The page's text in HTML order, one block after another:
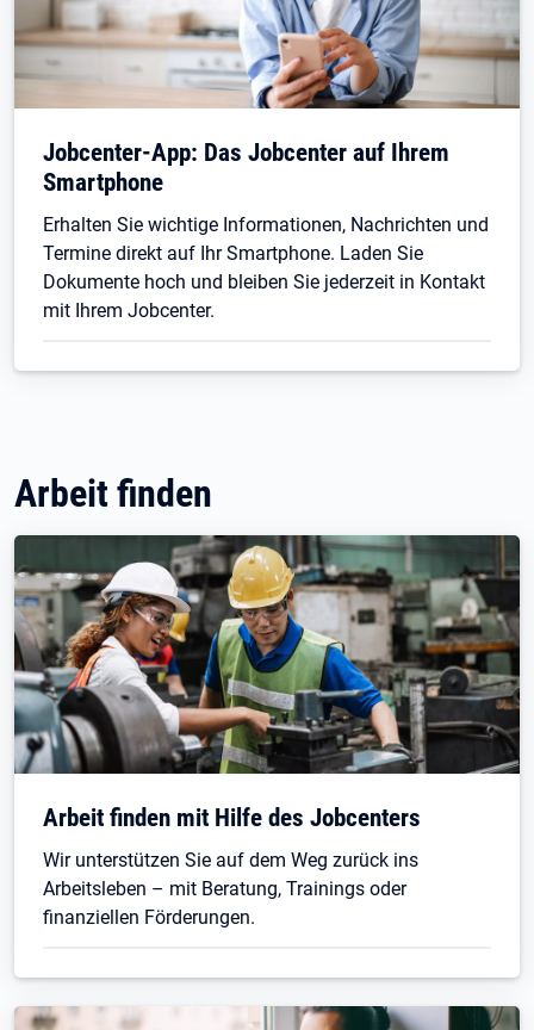
Jobcenter-App: Das Jobcenter auf Ihrem
Smartphone
Erhalten Sie wichtige Informationen, Nachrichten und
Termine direkt auf Ihr Smartphone. Laden Sie
Dokumente hoch und bleiben Sie jederzeit in Kontakt
mit Ihrem Jobcenter.
Arbeit finden
Arbeit finden mit Hilfe des Jobcenters
Wir unterstützen Sie auf dem Weg zurück ins
Arbeitsleben – mit Beratung, Trainings oder
finanziellen Förderungen.